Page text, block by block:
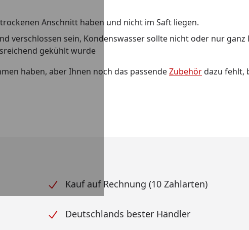
Anschnitt haben und nicht im Saft liegen.
verschlossen sein, Kondenswasser sollte nicht oder nur ganz
gekühlt wurde
haben, aber Ihnen noch das passendeZubehördazu fehlt,
Kauf auf Rechnung (10 Zahlarten)
Deutschlands bester Händler